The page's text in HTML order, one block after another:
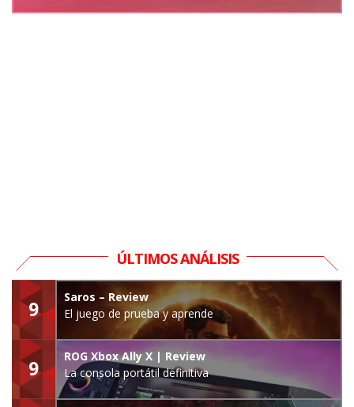
ÚLTIMOS ANÁLISIS
9
Saros – Review
El juego de prueba y aprende
9
ROG Xbox Ally X | Review
La consola portátil definitiva